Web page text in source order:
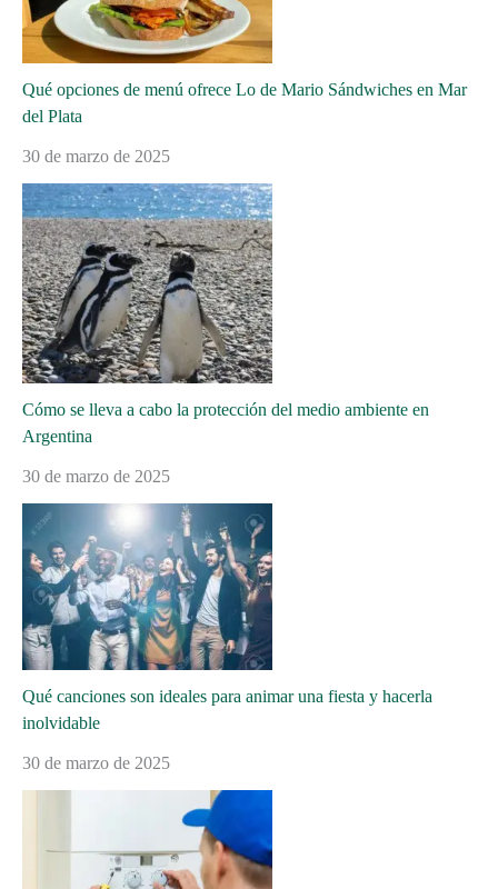
Qué opciones de menú ofrece Lo de Mario Sándwiches en Mar
del Plata
30 de marzo de 2025
Cómo se lleva a cabo la protección del medio ambiente en
Argentina
30 de marzo de 2025
Qué canciones son ideales para animar una fiesta y hacerla
inolvidable
30 de marzo de 2025